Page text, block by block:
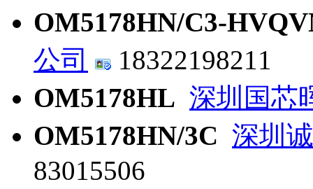
OM5178HN/C3-
公司
18322198211
OM5178HL 深圳国芯
OM5178HN/3C 深圳
83015506